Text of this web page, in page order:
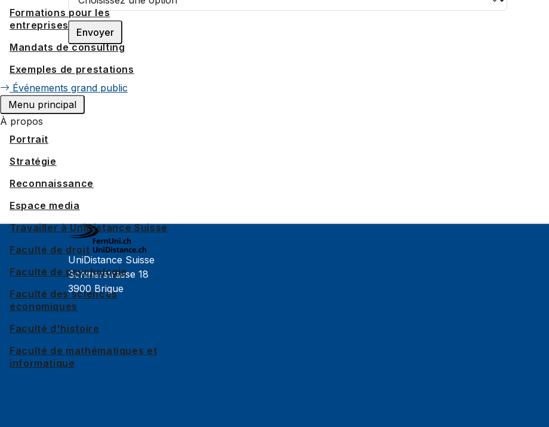
Formations pour les
entreprises
Mandats de consulting
Exemples de prestations
Événements grand public
Menu principal
À propos
Portrait
Stratégie
Reconnaissance
Espace media
Travailler à UniDistance Suisse
Faculté de droit
Faculté de psychologie
Faculté des sciences
économiques
Faculté d'histoire
Faculté de mathématiques et
informatique
UniDistance Suisse
Schinerstrasse 18
3900 Brigue
Faculté de droit
Faculté des sciences économiques